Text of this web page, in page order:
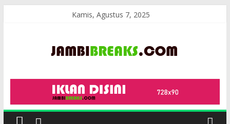
Kamis, Agustus 7, 2025
JambiBreaks